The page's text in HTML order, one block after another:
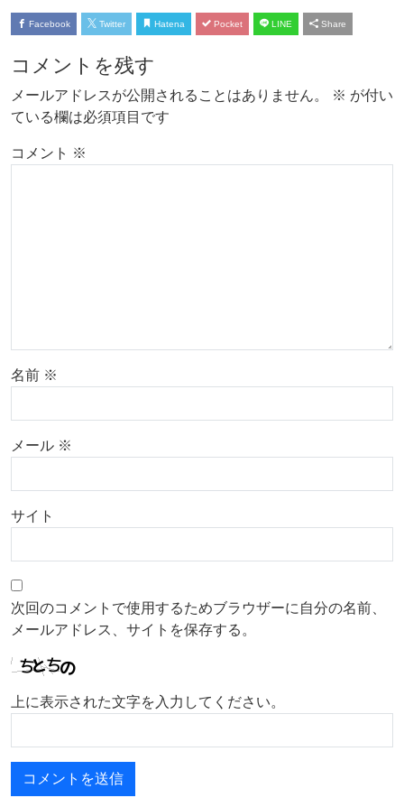
Facebook Twitter Hatena Pocket LINE Share
コメントを残す
メールアドレスが公開されることはありません。 ※ が付い
ている欄は必須項目です
コメント ※
名前 ※
メール ※
サイト
次回のコメントで使用するためブラウザーに自分の名前、
メールアドレス、サイトを保存する。
上に表示された文字を入力してください。